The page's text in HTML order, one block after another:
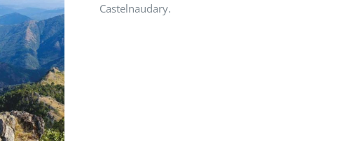
DÉTAILS
Castelnaudary.